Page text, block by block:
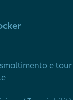
e tour